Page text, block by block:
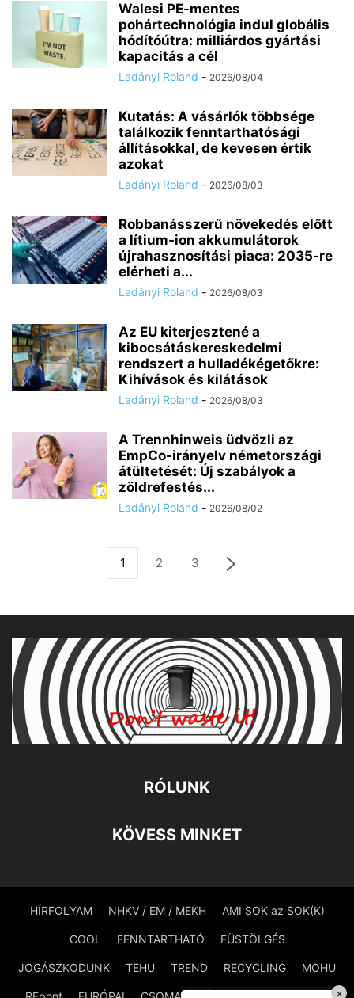
Walesi PE-mentes
pohártechnológia indul globális
hódítóútra: milliárdos gyártási
kapacitás a cél
Ladányi Roland - 2026/08/04
Kutatás: A vásárlók többsége
találkozik fenntarthatósági
állításokkal, de kevesen értik
azokat
Ladányi Roland - 2026/08/03
Robbanásszerű növekedés előtt
a lítium-ion akkumulátorok
újrahasznosítási piaca: 2035-re
elérheti a...
Ladányi Roland - 2026/08/03
Az EU kiterjesztené a
kibocsátáskereskedelmi
rendszert a hulladékégetőkre:
Kihívások és kilátások
Ladányi Roland - 2026/08/03
A Trennhinweis üdvözli az
EmpCo-irányelv németországi
átültetését: Új szabályok a
zöldrefestés...
Ladányi Roland - 2026/08/02
1 2 3
RÓLUNK
KÖVESS MINKET
HÍRFOLYAM NHKV / EM / MEKH AMI SOK az SOK(K)
COOL FENNTARTHATÓ FÜSTÖLGÉS
JOGÁSZKODUNK TEHU TREND RECYCLING MOHU
×